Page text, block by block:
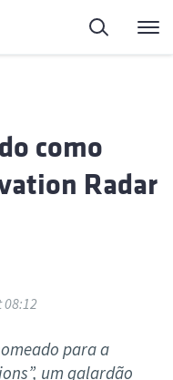
Pesquisa
como
Radar
para a
um galardão